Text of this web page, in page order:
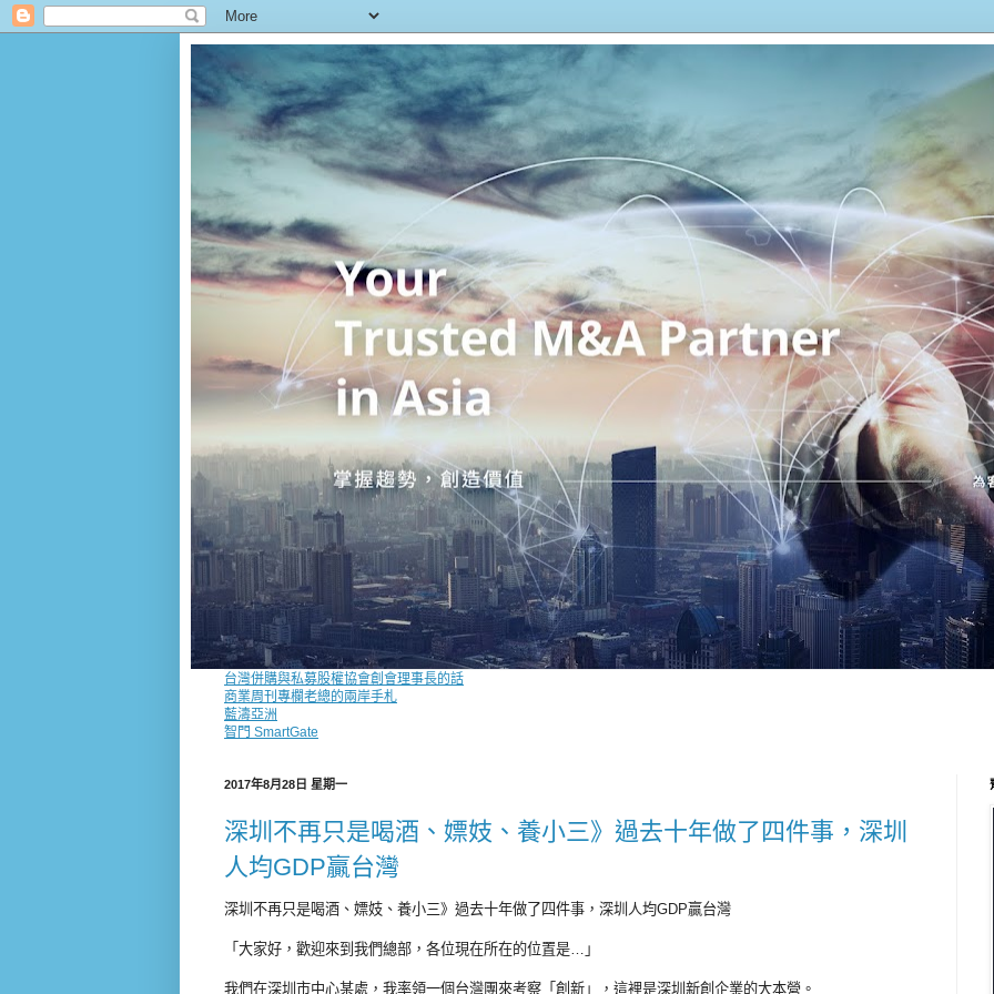
台灣併購與私募股權協會創會理事長的話
商業周刊專欄老總的兩岸手札
藍濤亞洲
智門 SmartGate
2017年8月28日 星期一
深圳不再只是喝酒、嫖妓、養小三》過去十年做了四件事，深圳
人均GDP贏台灣
深圳不再只是喝酒、嫖妓、養小三》過去十年做了四件事，深圳人均GDP贏台灣
「大家好，歡迎來到我們總部，各位現在所在的位置是…」
我們在深圳市中心某處，我率領一個台灣團來考察「創新」，這裡是深圳新創企業的大本營。